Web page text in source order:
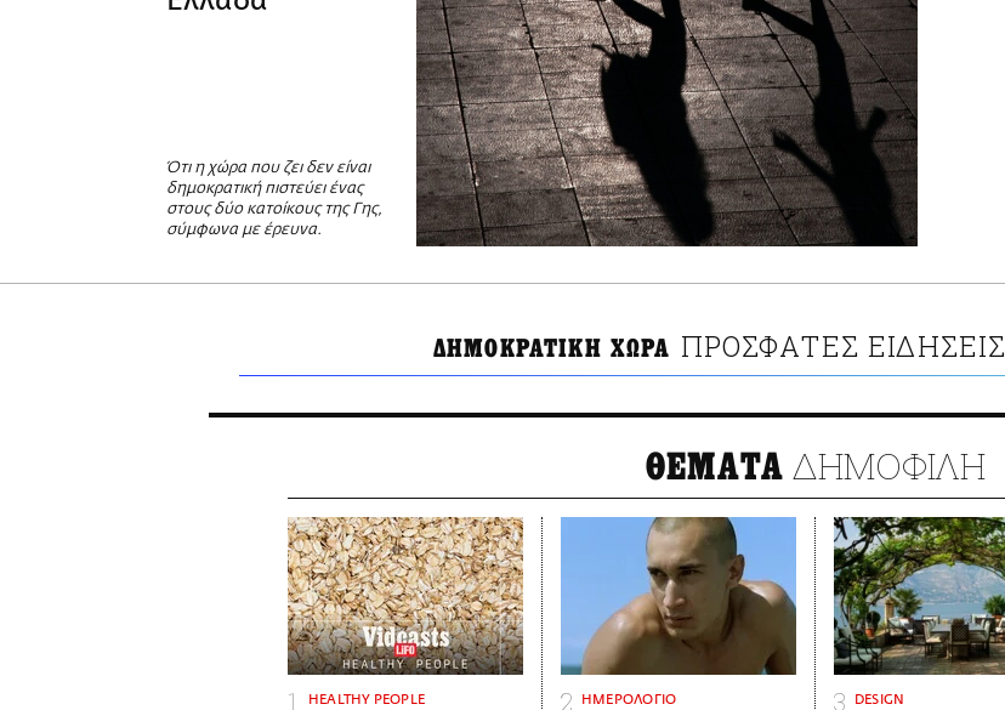
Ότι η χώρα που ζει δεν είναι
δημοκρατική πιστεύει ένας
στους δύο κατοίκους της Γης,
σύμφωνα με έρευνα.
ΔΗΜΟΚΡΑΤΙΚΗ ΧΩΡΑ ΠΡΟΣΦΑΤΕΣ ΕΙΔΗΣΕΙΣ
ΘΕΜΑΤΑ ΔΗΜΟΦΙΛΗ
HEALTHY PEOPLE ΗΜΕΡΟΛΟΓΙΟ DESIGN